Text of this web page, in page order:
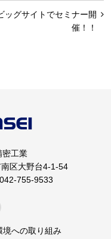
ッグサイトでセミナー開
催！！
密工業
区大野台4-1-54
755-9533
境への取り組み